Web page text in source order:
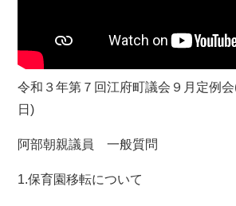
令和３年第７回江府町議会９月定例
日)
阿部朝親議員 一般質問
1.保育園移転について